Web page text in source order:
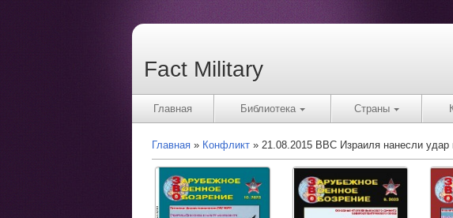
Fact Military
Главная Библиотека Страны
Главная Конфликт 21.08.2015 ВВС Израиля нанесли удар